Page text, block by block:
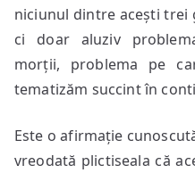
niciunul dintre acești trei
ci doar aluziv
morții, problema pe
tematizăm succint în
Este o afirmație
vreodată plictiseala că